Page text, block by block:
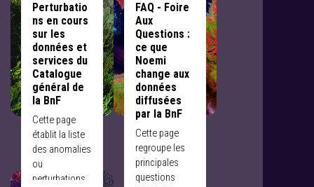
Perturbatio
ns en cours
sur les
données et
services du
Catalogue
général de
la BnF
Cette page
établit la liste
des anomalies
ou
perturbations
FAQ - Foire
Aux
Questions :
ce que
Noemi
change aux
données
diffusées
par la BnF